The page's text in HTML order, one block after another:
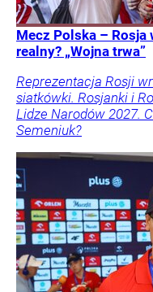
Mecz Polska –
realny? „Wojna trwa”
Reprezentacja Rosji
siatkówki. Rosjanki i
Lidze Narodów 2027.
Semeniuk?